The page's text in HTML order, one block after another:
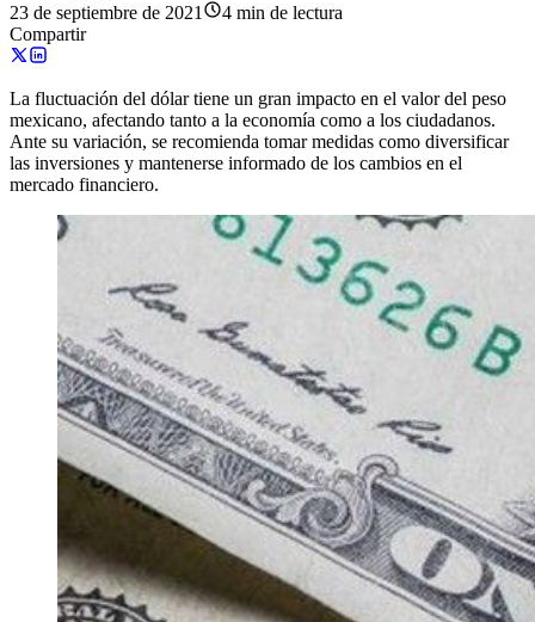
23 de septiembre de 2021
4 min de lectura
Compartir
La fluctuación del dólar tiene un gran impacto en el valor del peso
mexicano, afectando tanto a la economía como a los ciudadanos.
Ante su variación, se recomienda tomar medidas como diversificar
las inversiones y mantenerse informado de los cambios en el
mercado financiero.